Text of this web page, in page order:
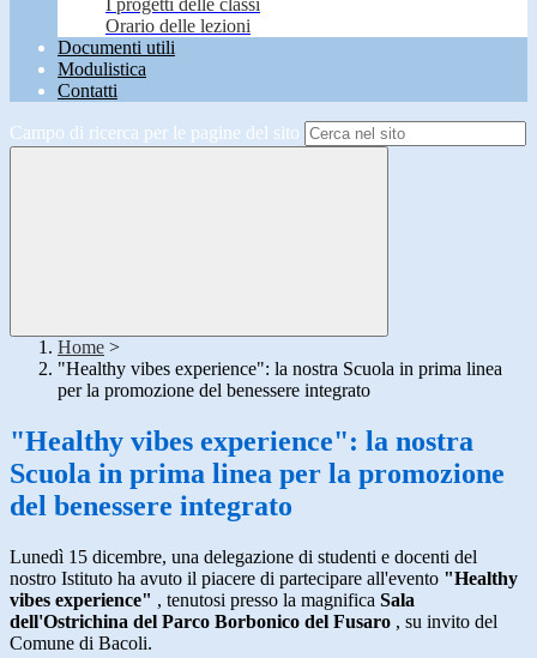
I progetti delle classi
Orario delle lezioni
Documenti utili
Modulistica
Contatti
Campo di ricerca per le pagine del sito
Home >
"Healthy vibes experience": la nostra Scuola in prima linea
per la promozione del benessere integrato
"Healthy vibes experience": la nostra
Scuola in prima linea per la promozione
del benessere integrato
Lunedì 15 dicembre, una delegazione di studenti e docenti del
nostro Istituto ha avuto il piacere di partecipare all'evento "Healthy
vibes experience" , tenutosi presso la magnifica Sala
dell'Ostrichina del Parco Borbonico del Fusaro , su invito del
Comune di Bacoli.